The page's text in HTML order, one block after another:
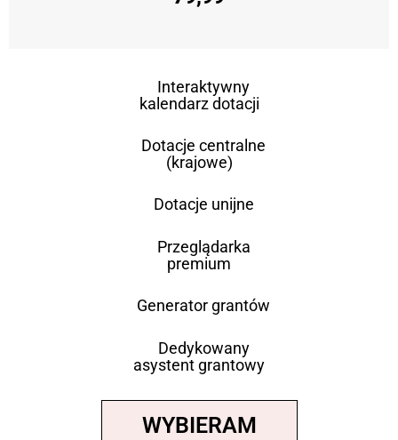
Interaktywny
kalendarz dotacji
Dotacje centralne
(krajowe)
Dotacje unijne
Przeglądarka
premium
Generator grantów
Dedykowany
asystent grantowy
WYBIERAM